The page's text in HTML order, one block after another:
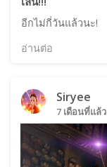
อีกไม่กี่วันแล้วนะ!
อ่านต่อ
Siryee
7 เดือนที่แล้ว